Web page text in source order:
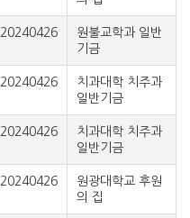
20240426
원불교학과 일반
기금
20240426
치과대학 치주과
일반기금
20240426
치과대학 치주과
일반기금
20240426
원광대학교 후원
의 집